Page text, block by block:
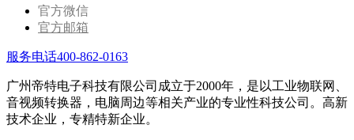
官方微信
官方邮箱
服务电话400-862-0163
广州帝特电子科技有限公司成立于2000年，是以工业物联网、
音视频转换器，电脑周边等相关产业的专业性科技公司。高新
技术企业，专精特新企业。